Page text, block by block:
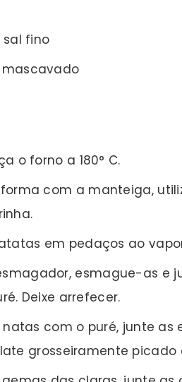
sal fino
o forno a 180° C.
com a manteiga,
em pedaços ao
esmague-as e
Deixe arrefecer.
natas com o puré, junte
grosseiramente